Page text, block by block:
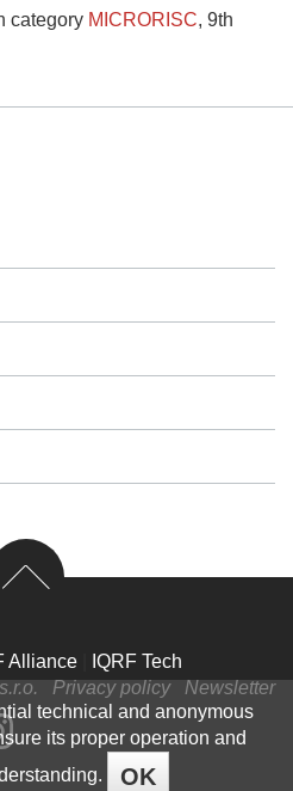
category MICRORISC, 9th
Alliance
IQRF Tech
Privacy policy
Newsletter
technical and anonymous
its proper operation and
OK